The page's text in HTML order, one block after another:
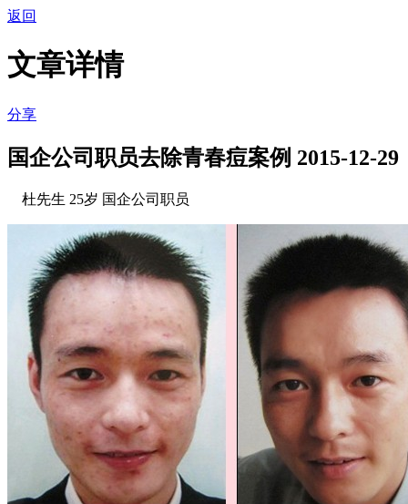
返回
文章详情
分享
国企公司职员去除青春痘案例 2015-12-29
杜先生 25岁 国企公司职员